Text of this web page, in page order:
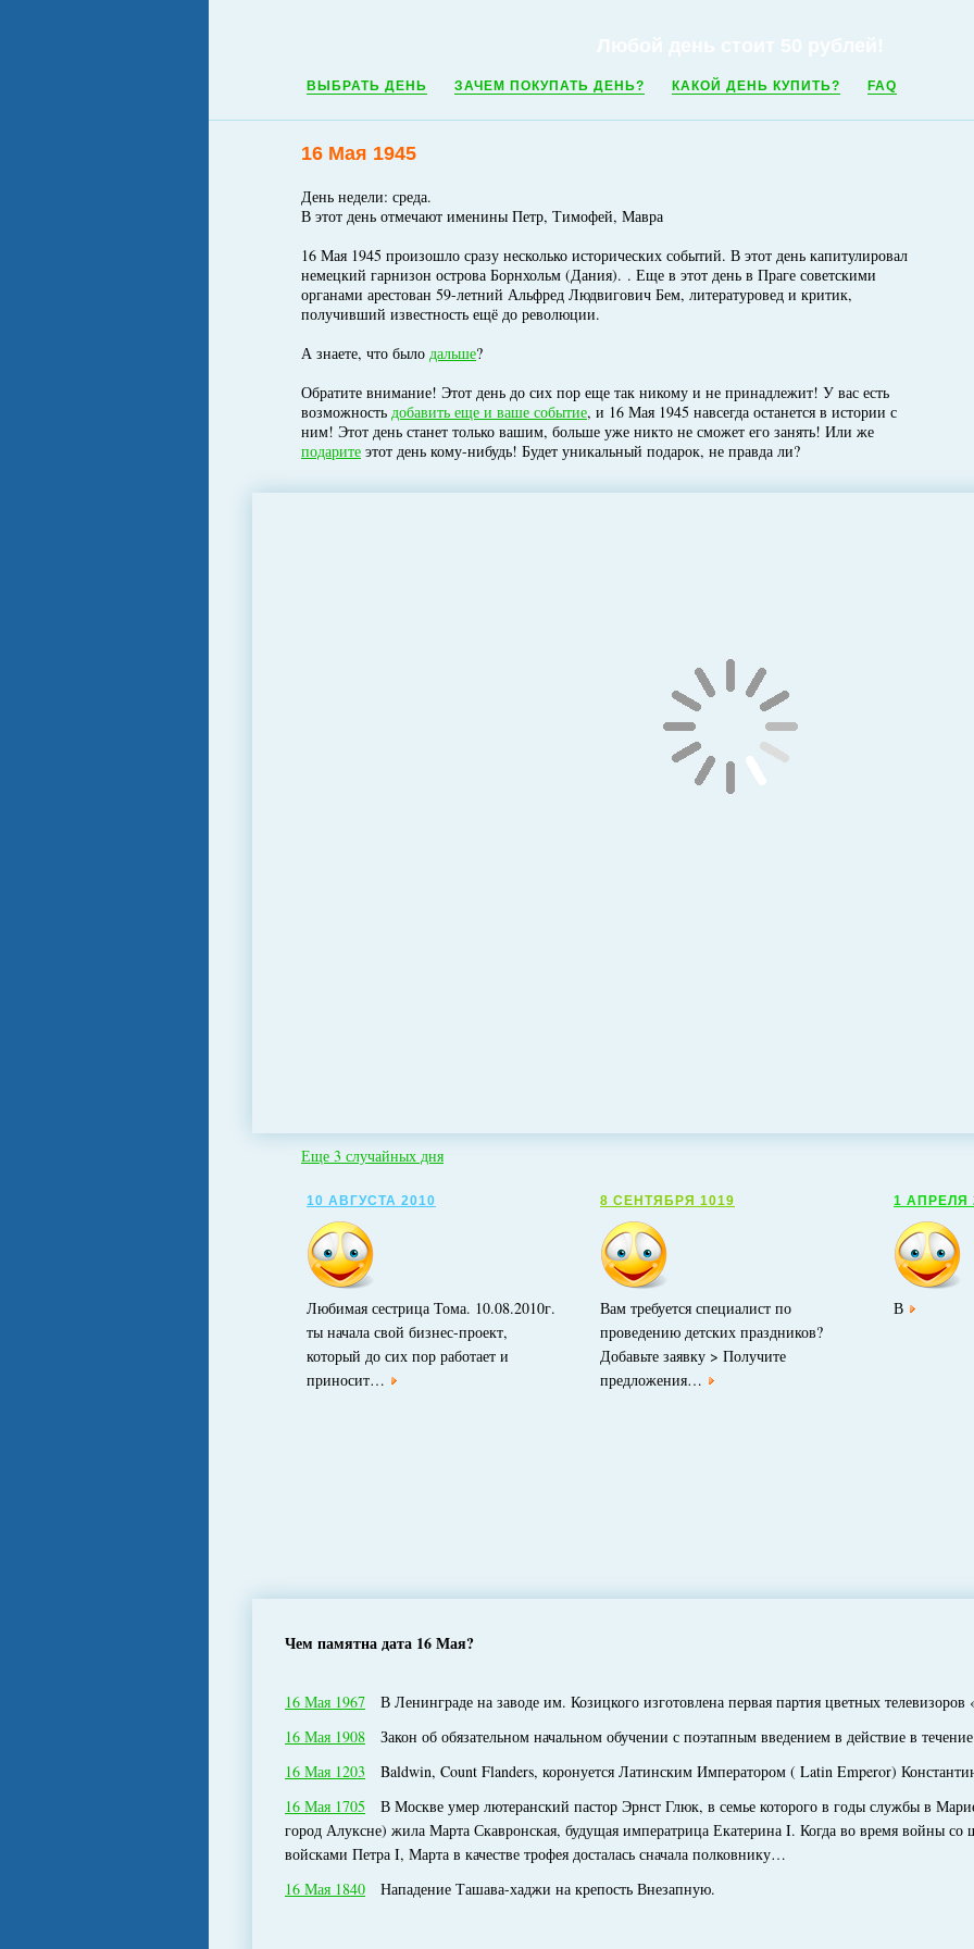
ВЫБРАТЬ ДЕНЬ ЗАЧЕМ ПОКУПАТЬ ДЕНЬ? КАКОЙ ДЕНЬ КУПИТЬ? FAQ
16 Мая 1945
День недели: среда.
В этот день отмечают именины Петр, Тимофей, Мавра
16 Мая 1945 произошло сразу несколько исторических событий. В этот день капитулировал
немецкий гарнизон острова Борнхольм (Дания). . Еще в этот день в Праге советскими
органами арестован 59-летний Альфред Людвигович Бем, литературовед и критик,
получивший известность ещё до революции.
А знаете, что было дальше?
Обратите внимание! Этот день до сих пор еще так никому и не принадлежит! У вас есть
возможность добавить еще и ваше событие, и 16 Мая 1945 навсегда останется в истории с
ним! Этот день станет только вашим, больше уже никто не сможет его занять! Или же
подарите этот день кому-нибудь! Будет уникальный подарок, не правда ли?
Еще 3 случайных дня
10 АВГУСТА 2010
Любимая сестрица Тома. 10.08.2010г.
ты начала свой бизнес-проект,
который до сих пор работает и
приносит…
8 СЕНТЯБРЯ 1019
Вам требуется специалист по
проведению детских праздников?
Добавьте заявку > Получите
предложения…
1 АПРЕЛЯ
В
Чем памятна дата 16 Мая?
16 Мая 1967 В Ленинграде на заводе им. Козицкого изготовлена первая партия цветных телевизоров
16 Мая 1908 Закон об обязательном начальном обучении с поэтапным введением в действие в
16 Мая 1203 Baldwin, Count Flanders, коронуется Латинским Императором ( Latin Emperor)
16 Мая 1705 В Москве умер лютеранский пастор Эрнст Глюк, в семье которого в годы службы в
город Алуксне) жила Марта Скавронская, будущая императрица Екатерина I. Когда во время войны
войсками Петра I, Марта в качестве трофея досталась сначала полковнику…
16 Мая 1840 Нападение Ташава-хаджи на крепость Внезапную.